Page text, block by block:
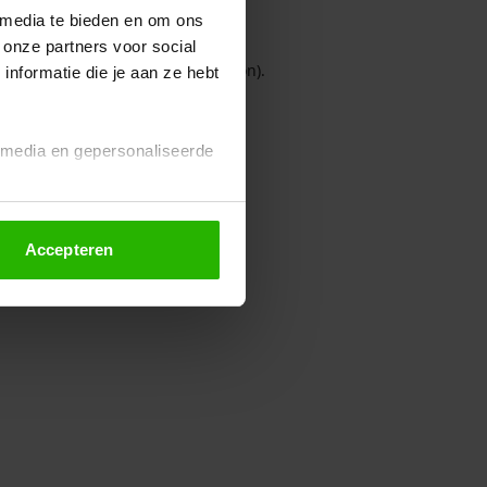
te bieden en om ons
partners voor social
die je aan ze hebt
en gepersonaliseerde
altijd wijzigen of
Accepteren
console for more information).